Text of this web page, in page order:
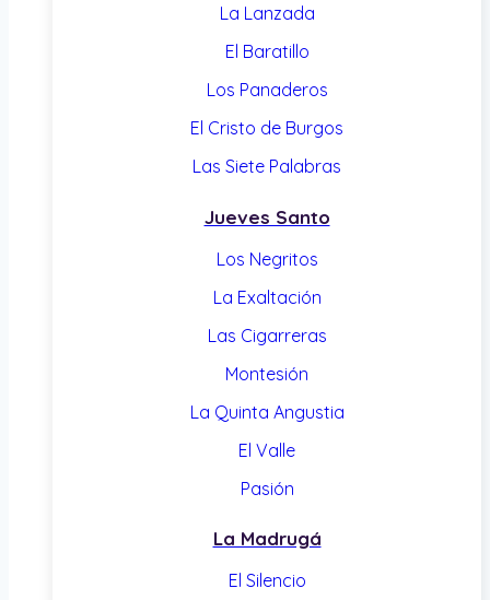
La Lanzada
El Baratillo
Los Panaderos
El Cristo de Burgos
Las Siete Palabras
Jueves Santo
Los Negritos
La Exaltación
Las Cigarreras
Montesión
La Quinta Angustia
El Valle
Pasión
La Madrugá
El Silencio